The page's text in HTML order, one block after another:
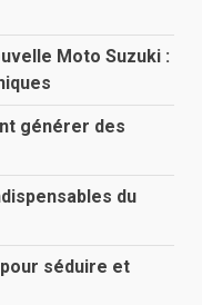
Moto Suzuki :
générer des
du
séduire et